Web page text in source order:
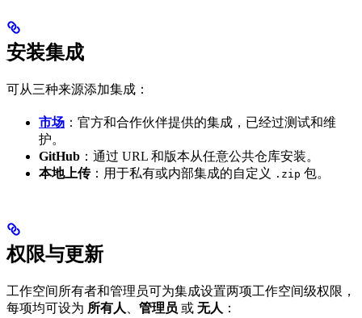
安装集成
可从三种来源添加集成：
市场 ：官方和合作伙伴提供的集成，已经过测试和维
护。
GitHub ：通过 URL 和版本从任意公共仓库安装。
本地上传：用于私有或内部集成的自定义 .zip 包。
权限与更新
工作空间所有者和管理员可为集成设置两项工作空间级权限，
每项均可设为 所有人、 管理员 或 无人 ：